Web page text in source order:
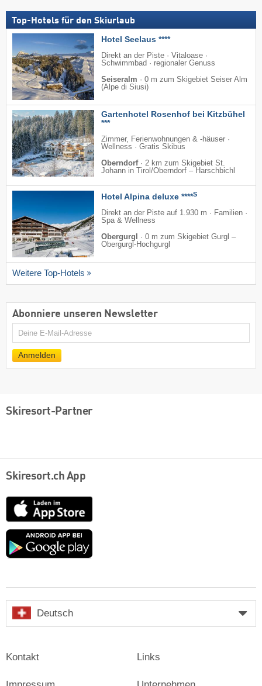
Top-Hotels für den Skiurlaub
Hotel Seelaus ****
Direkt an der Piste · Vitaloase ·
Schwimmbad · regionaler Genuss
Seiseralm · 0 m zum Skigebiet Seiser Alm
(Alpe di Siusi)
Gartenhotel Rosenhof bei Kitzbühel
***
Zimmer, Ferienwohnungen & -häuser ·
Wellness · Gratis Skibus
Oberndorf · 2 km zum Skigebiet St.
Johann in Tirol/​Oberndorf – Harschbichl
Hotel Alpina deluxe ****S
Direkt an der Piste auf 1.930 m · Familien ·
Spa & Wellness
Obergurgl
· 0 m zum Skigebiet Gurgl –
Obergurgl-Hochgurgl
Weitere Top-Hotels
Abonniere unseren Newsletter
E-
Anmelden
Skiresort-Partner
Skiresort.ch App
App
Store
Google
Deutsch
Kontakt Links